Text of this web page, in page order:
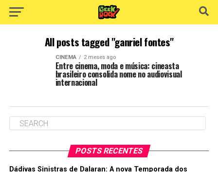
All posts tagged "ganriel fontes"
CINEMA 2 meses ago
Entre cinema, moda e música: cineasta
brasileiro consolida nome no audiovisual
internacional
POSTS RECENTES
Dádivas Sinistras de Dalaran: A nova Temporada dos